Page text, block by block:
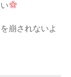
崩されないよ